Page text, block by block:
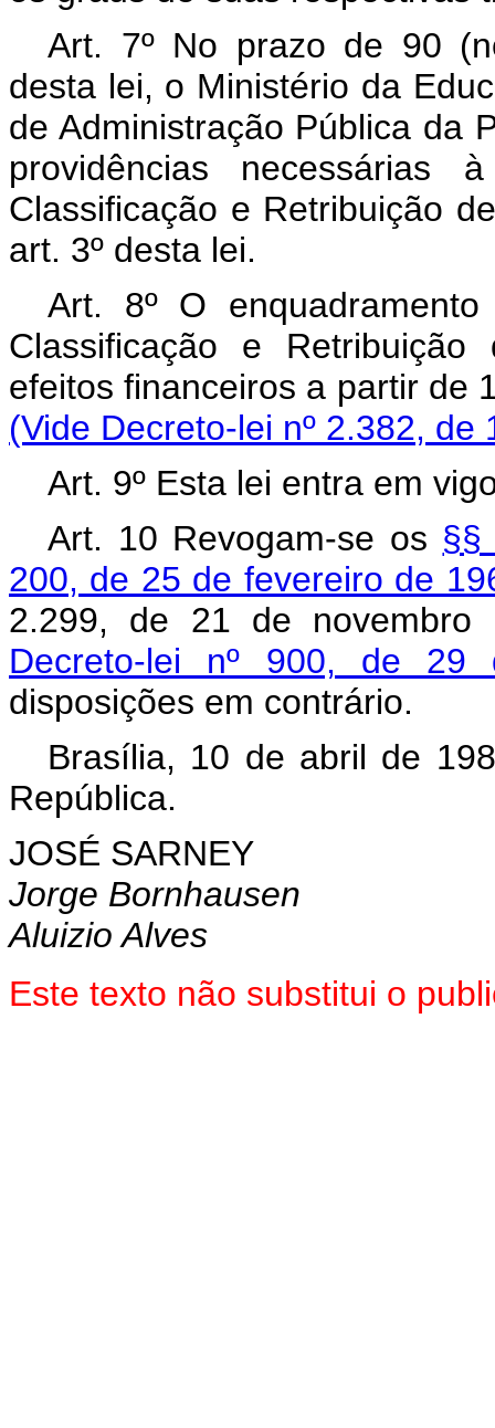
Art. 7º No prazo de 90
desta lei, o Ministério da
de Administração Pública da
providências
Classificação e Retribuição
art. 3º desta lei.
Art. 8º O
Classificação e
efeitos financeiros a
(Vide Decreto-lei nº 2.382, de
Art. 9º Esta lei entra em
Art. 10 Revogam-se os §§
200, de 25 de fevereiro de
2.299, de 21 de
Decreto-lei nº 900, de 29
disposições em contrário.
Brasília, 10 de abril de
República.
JOSÉ SARNEY
Jorge Bornhausen
Aluizio Alves
Este texto não substitui o